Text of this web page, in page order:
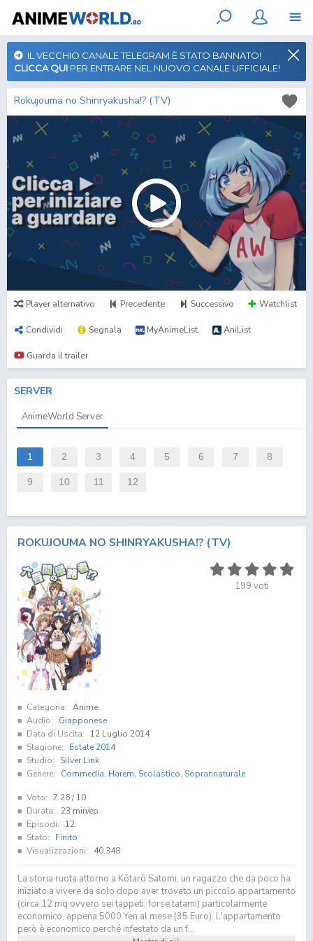
IL VECCHIO CANALE TELEGRAM È STATO BANNATO!
CLICCA QUI PER ENTRARE NEL NUOVO CANALE UFFICIALE!
Rokujouma no Shinryakusha!? (TV)
Player alternativo Precedente Successivo Watchlist
Condividi Segnala MyAnimeList AniList
Guarda il trailer
SERVER
AnimeWorld Server
1 2 3 4 5 6 7 8
9 10 11 12
ROKUJOUMA NO SHINRYAKUSHA!? (TV)
199 voti
Categoria: Anime
Audio:
Giapponese
Data di Uscita:
12 Luglio 2014
Stagione:
Estate 2014
Studio:
Silver Link.
Genere:
Commedia, Harem, Scolastico, Soprannaturale
Voto: 7.26/ 10
Durata:
23 min/ep
Episodi:
12
Stato:
Finito
Visualizzazioni:
40.348
La storia ruota attorno a Kōtarō Satomi, un ragazzo che da poco ha
iniziato a vivere da solo dopo aver trovato un piccolo appartamento
(circa 12 mq ovvero sei tappeti, forse tatami) particolarmente
economico, appena 5000 Yen al mese (35 Euro). L'appartamento
però è economico perché infestato da un f...